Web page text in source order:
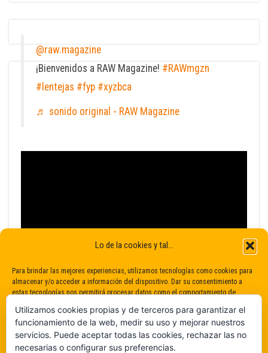
Lo de la cookies y tal...
Para brindar las mejores experiencias, utilizamos tecnologías como cookies para
almacenar y/o acceder a información del dispositivo. Dar su consentimiento a
estas tecnologías nos permitirá procesar datos como el comportamiento de
consentimiento puede afectar negativamente a determinadas características y
funciones.
@raw.magazine
¡Bienvenidos a RAW Magazine! #RAWmgzn
#lentejas #fyp #xyzbca
♬ sonido original - RAW Magazine
Utilizamos cookies propias y de terceros para garantizar el
funcionamiento de la web, medir su uso y mejorar nuestros
servicios. Puede aceptar todas las cookies, rechazar las no
necesarias o configurar sus preferencias.